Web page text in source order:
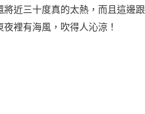
近三十度真的太熱，而且這邊跟
裡有海風，吹得人沁涼！